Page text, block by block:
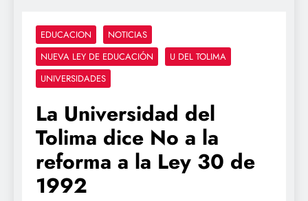
EDUCACION
NOTICIAS
NUEVA LEY DE EDUCACIÓN
U DEL TOLIMA
UNIVERSIDADES
La Universidad del
Tolima dice No a la
reforma a la Ley 30 de
1992